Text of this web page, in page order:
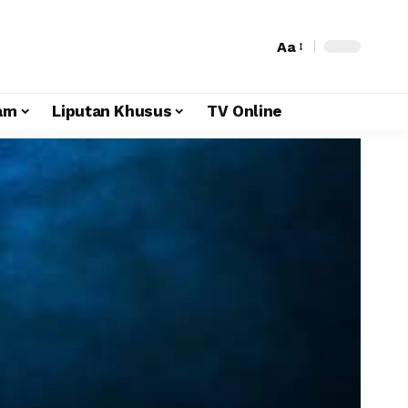
Aa
Liputan Khusus TV Online